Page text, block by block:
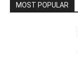
MOST POPULAR